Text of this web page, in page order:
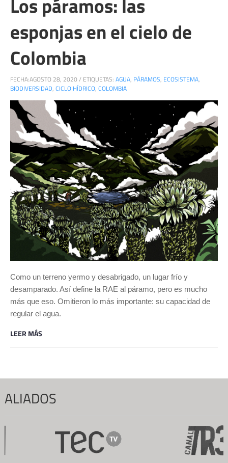
esponjas en el cielo de
Colombia
FECHA:AGOSTO 28, 2020 / ETIQUETAS: AGUA, PÁRAMOS, ECOSISTEMA,
BIODIVERSIDAD, CICLO HÍDRICO, COLOMBIA
Como un terreno yermo y desabrigado, un lugar frío y
desamparado. Así define la RAE al páramo, pero es mucho
más que eso. Omitieron lo más importante: su capacidad de
regular el agua.
LEER MÁS
ALIADOS